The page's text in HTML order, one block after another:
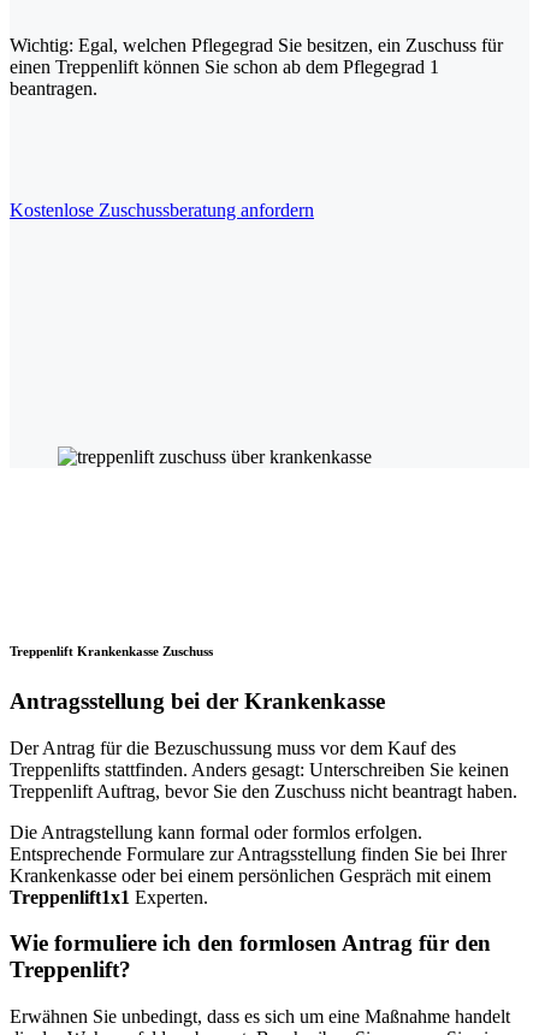
Wichtig: Egal, welchen Pflegegrad Sie besitzen, ein Zuschuss für
einen Treppenlift können Sie schon ab dem Pflegegrad 1
beantragen.
Kostenlose Zuschussberatung anfordern
Treppenlift Krankenkasse Zuschuss
Antragsstellung bei der Krankenkasse
Der Antrag für die Bezuschussung muss vor dem Kauf des
Treppenlifts stattfinden. Anders gesagt: Unterschreiben Sie keinen
Treppenlift Auftrag, bevor Sie den Zuschuss nicht beantragt haben.
Die Antragstellung kann formal oder formlos erfolgen.
Entsprechende Formulare zur Antragsstellung finden Sie bei Ihrer
Krankenkasse oder bei einem persönlichen Gespräch mit einem
Treppenlift1x1 Experten.
Wie formuliere ich den formlosen Antrag für den
Treppenlift?
Erwähnen Sie unbedingt, dass es sich um eine Maßnahme handelt